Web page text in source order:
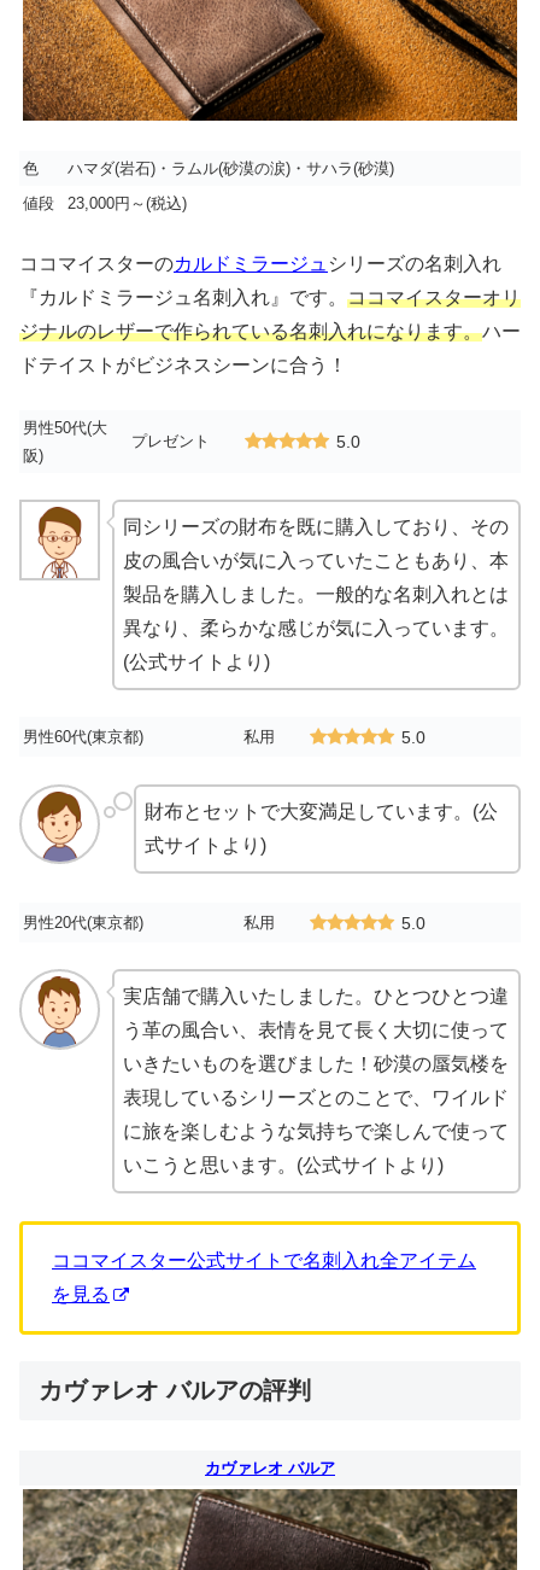
色
ハマダ(岩石)・ラムル(砂漠の涙)・サハラ(砂漠)
値段
23,000円～(税込)
ココマイスターのカルドミラージュ シリーズの名刺入れ
『カルドミラージュ名刺入れ』です。 ココマイスターオリ
ジナルのレザーで作られている名刺入れになります。ハー
ドテイストがビジネスシーンに合う！
男性50代(大
阪)
プレゼント 5.0
同シリーズの財布を既に購入しており、その
皮の風合いが気に入っていたこともあり、本
製品を購入しました。一般的な名刺入れとは
異なり、柔らかな感じが気に入っています。
(公式サイトより)
男性60代(東京都) 私用 5.0
財布とセットで大変満足しています。(公
式サイトより)
男性20代(東京都) 私用 5.0
実店舗で購入いたしました。ひとつひとつ違
う革の風合い、表情を見て長く大切に使って
いきたいものを選びました！砂漠の蜃気楼を
表現しているシリーズとのことで、ワイルド
に旅を楽しむような気持ちで楽しんで使って
いこうと思います。(公式サイトより)
ココマイスター公式サイトで名刺入れ全アイテム
を見る
カヴァレオ バルアの評判
カヴァレオ バルア